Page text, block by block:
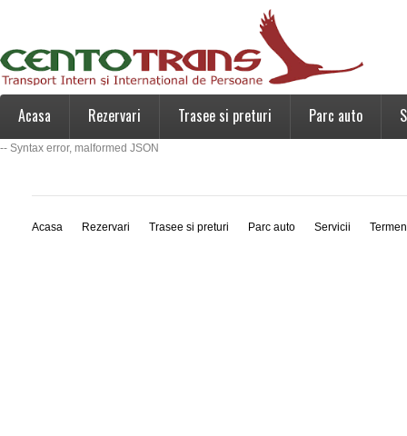
Acasa Rezervari Trasee si preturi Parc auto
-- Syntax error, malformed JSON
Acasa Rezervari Trasee si preturi Parc auto Servicii